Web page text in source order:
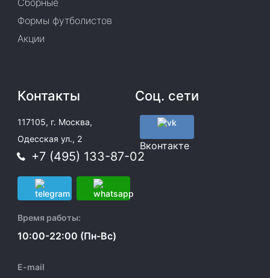
Сборные
Формы футболистов
Акции
Контакты
117105, г. Москва,
Одесская ул., 2
+7 (495) 133-87-02
Время работы:
10:00-22:00 (Пн-Вс)
E-mail
Соц. сети
Вконтакте